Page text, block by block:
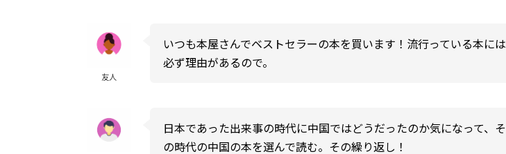
友人
いつも本屋さんでベストセラーの本を買います！流行っている本には
必ず理由があるので。
日本であった出来事の時代に中国ではどうだったのか気になって、そ
の時代の中国の本を選んで読む。その繰り返し！